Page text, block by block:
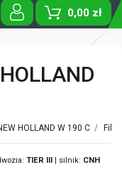
0,00 zł
Toggle
HOLLAND W 190 C / Filtr
TIER III | silnik: CNH